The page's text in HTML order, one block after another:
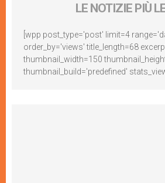
LE NOTIZIE PIÙ
[wpp post_type='post' limit=4
order_by='views' title_length=68
thumbnail_width=150
thumbnail_build='predefined'